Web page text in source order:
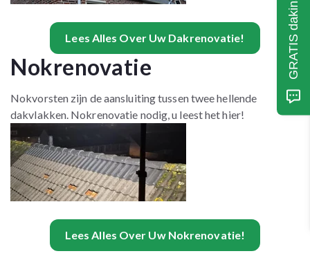
Lees Alles Over Uw Dakrenovatie!
Nokrenovatie
Nokvorsten zijn de aansluiting tussen twee hellende
dakvlakken. Nokrenovatie nodig, u leest het hier!
Lees Alles Over Uw Nokrenovatie!